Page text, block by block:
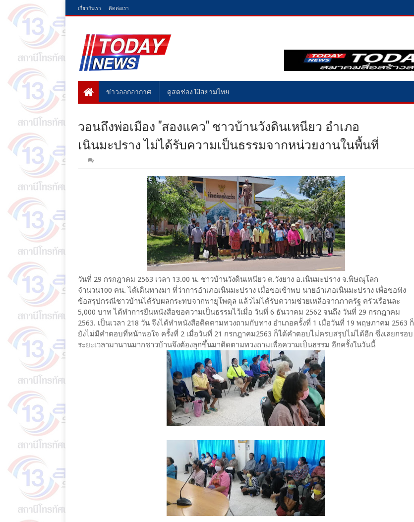
เกี่ยวกับเรา ติดต่อเรา
ข่าวออกอากาศ ดูสดช่อง 13สยามไทย
วอนถึงพ่อเมือง "สองแคว" ชาวบ้านวังดินเหนียว อำเภอ
เนินมะปราง ไม่ได้รับความเป็นธรรมจากหน่วยงานในพื้นที่
วันที่ 29 กรกฎาคม 2563 เวลา 13.00 น. ชาวบ้านวังดินเหนียว ต.วังยาง อ.เนินมะปราง จ.พิษณุโลก
จำนวน100 คน. ได้เดินทางมา ที่ว่าการอำเภอเนินมะปราง เมื่อขอเข้าพบ นายอำเภอเนินมะปราง เพื่อขอฟัง
ข้อสรุปกรณีชาวบ้านได้รับผลกระทบจากพายุโพดุล แล้วไม่ได้รับความช่วยเหลือจากภาครัฐ ครัวเรือนละ
5,000 บาท ได้ทำการยืนหนังสือขอความเป็นธรรมไว้เมื่อ วันที่ 6 ธันวาคม 2562 จนถึง วันที่ 29 กรกฎาคม
2563. เป็นเวลา 218 วัน จึงได้ทำหนังสือติดตามทวงถามกับทาง อำเภอครั้งที่ 1 เมื่อวันที่ 19 พฤษภาคม 2563 ก็
ยังไม่มีคำตอบที่หน้าพอใจ ครั้งที่ 2 เมื่อวันที่ 21 กรกฎาคม2563 ก็ได้คำตอบไม่ครบสรุปไม่ได้อีก ซึ่งเลยกรอบ
ระยะเวลามานานมากชาวบ้านจึงต้องลุกขึ้นมาติดตามทวงถามเพื่อความเป็นธรรม อีกครั้งในวันนี้